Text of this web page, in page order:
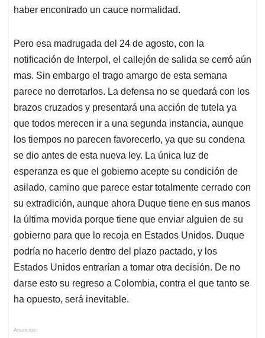
haber encontrado un cauce normalidad.
Pero esa madrugada del 24 de agosto, con la
notificación de Interpol, el callejón de salida se cerró aún
mas. Sin embargo el trago amargo de esta semana
parece no derrotarlos. La defensa no se quedará con los
brazos cruzados y presentará una acción de tutela ya
que todos merecen ir a una segunda instancia, aunque
los tiempos no parecen favorecerlo, ya que su condena
se dio antes de esta nueva ley. La única luz de
esperanza es que el gobierno acepte su condición de
asilado, camino que parece estar totalmente cerrado con
su extradición, aunque ahora Duque tiene en sus manos
la última movida porque tiene que enviar alguien de su
gobierno para que lo recoja en Estados Unidos. Duque
podría no hacerlo dentro del plazo pactado, y los
Estados Unidos entrarían a tomar otra decisión. De no
darse esto su regreso a Colombia, contra el que tanto se
ha opuesto, será inevitable.
Anuncios.